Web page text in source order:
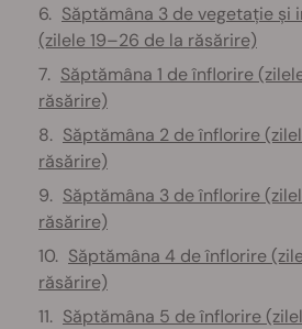
Săptămâna 3 de vegetație și
(zilele 19–26 de la răsărire)
Săptămâna 1 de înflorire
răsărire)
Săptămâna 2 de înflorire
răsărire)
Săptămâna 3 de înflorire
răsărire)
Săptămâna 4 de înflorire
răsărire)
Săptămâna 5 de înflorire